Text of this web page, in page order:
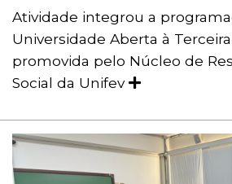
Atividade integrou a
Universidade Aberta à
promovida pelo Núcleo de
Social da Unifev